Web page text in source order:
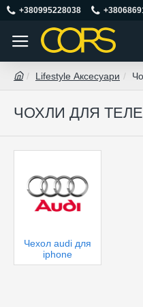
+380995228038
Lifestyle Аксесуари
ЧОХЛИ ДЛЯ
Чехол audi для
iphone